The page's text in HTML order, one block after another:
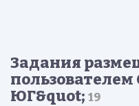
Задания
ЮГ&quot; 19